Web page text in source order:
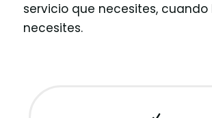
servicio que necesites, cuando
necesites.